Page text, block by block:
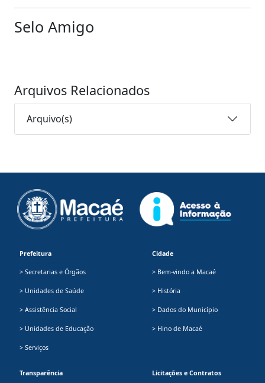
Selo Amigo
Arquivos Relacionados
Arquivo(s)
Prefeitura
> Secretarias e Órgãos
> Unidades de Saúde
> Assistência Social
> Unidades de Educação
> Serviços
Cidade
> Bem-vindo a Macaé
> História
> Dados do Município
> Hino de Macaé
Transparência Licitações e Contratos